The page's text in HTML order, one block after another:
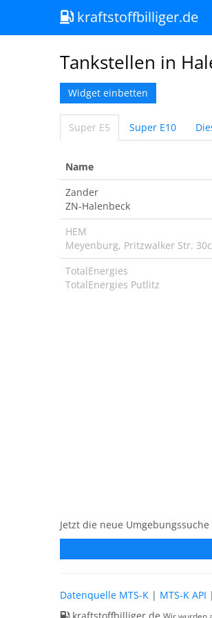
kraftstoffbilliger.de
Tankstellen in
Widget einbetten
Super E5 Super E10
Name
Zander
ZN-Halenbeck
HEM
Meyenburg, Pritzwalker Str. 30c
TotalEnergies
TotalEnergies Putlitz
Jetzt die neue
Datenquelle MTS-K | MTS-K API |